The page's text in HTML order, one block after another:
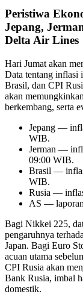
Peristiwa
Jepang,
Delta Air Lines
Hari Jumat akan
Data tentang inflasi
Brasil, dan CPI
akan
berkembang, serta
Jepang —
WIB.
Jerman —
09:00 WIB.
Brasil —
WIB.
Rusia —
AS —
Bagi Nikkei 225,
pengaruhnya
Japan. Bagi Euro
acuan utama
CPI Rusia akan
Bank Rusia, imbal
domestik.